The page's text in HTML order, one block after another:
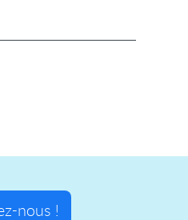
nous !